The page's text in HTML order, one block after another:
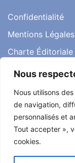
Nous
Nous utilisons
de navigation,
personnalisés et
Tout accepter »,
cookies.
Confidentialité
Mentions Légales
Charte Éditoriale
Conditions
Témoignages
Tout droit